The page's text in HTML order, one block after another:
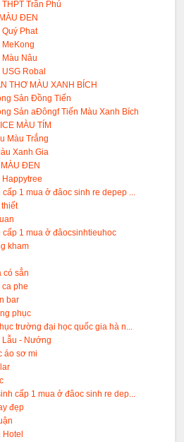
Trần Phú
ĐEN
Phat
Nâu
Robal
THƠ MÀU XANH BÍCH
Sản Đồng Tiến
Sản aĐôngf Tiến Màu Xanh Bích
MÀU TÍM
Màu Trắng
Xanh Gia
ĐEN
1 mua ở đâoc sinh re depep ...
cấp 1 mua ở đâocsinhtieuhoc
kham
có sẳn
phe
bar
phục
trường đại học quốc gia hà n...
Lẫu - Nướng
áo sơ mi
cấp 1 mua ở đâoc sinh re dep...
đẹp